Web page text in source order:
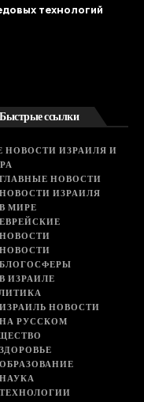
технологий
Быстрые ссылки
НОВОСТИ ИЗРАИЛЯ И
ГЛАВНЫЕ НОВОСТИ
НОВОСТИ ИЗРАИЛЯ
В МИРЕ
ЕВРЕЙСКИЕ
НОВОСТИ
НОВОСТИ
БЛОГОСФЕРЫ
В ИЗРАИЛЕ
ИЗРАИЛЬ НОВОСТИ
НА РУССКОМ
ЗДОРОВЬЕ
ОБРАЗОВАНИЕ
НАУКА
ТЕХНОЛОГИИ